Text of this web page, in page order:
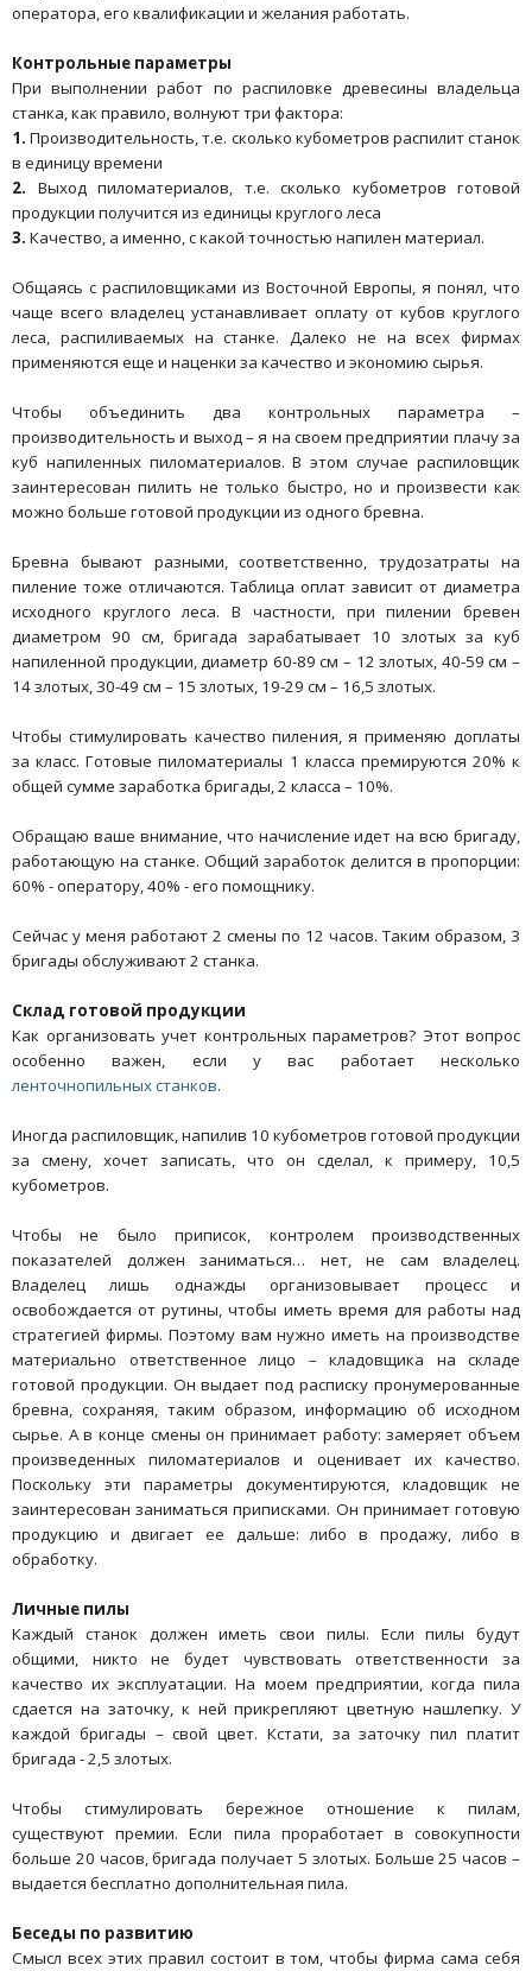
оператора, его квалификации и желания работать.
Контрольные параметры
При выполнении работ по распиловке древесины владельца
станка, как правило, волнуют три фактора:
1.Производительность, т.е. сколько кубометров распилит станок
в единицу времени
2. Выход пиломатериалов, т.е. сколько кубометров готовой
продукции получится из единицы круглого леса
3. Качество, а именно, с какой точностью напилен материал.
Общаясь с распиловщиками из Восточной Европы, я понял, что
чаще всего владелец устанавливает оплату от кубов круглого
леса, распиливаемых на станке. Далеко не на всех фирмах
применяются еще и наценки за качество и экономию сырья.
Чтобы объединить два контрольных параметра –
производительность и выход – я на своем предприятии плачу за
куб напиленных пиломатериалов. В этом случае распиловщик
заинтересован пилить не только быстро, но и произвести как
можно больше готовой продукции из одного бревна.
Бревна бывают разными, соответственно, трудозатраты на
пиление тоже отличаются. Таблица оплат зависит от диаметра
исходного круглого леса. В частности, при пилении бревен
диаметром 90 см, бригада зарабатывает 10 злотых за куб
напиленной продукции, диаметр 60-89 см – 12 злотых, 40-59 см –
14 злотых, 30-49 см – 15 злотых, 19-29 см – 16,5 злотых.
Чтобы стимулировать качество пиления, я применяю доплаты
за класс. Готовые пиломатериалы 1 класса премируются 20% к
общей сумме заработка бригады, 2 класса – 10%.
Обращаю ваше внимание, что начисление идет на всю бригаду,
работающую на станке. Общий заработок делится в пропорции:
60% - оператору, 40% - его помощнику.
Сейчас у меня работают 2 смены по 12 часов. Таким образом, 3
бригады обслуживают 2 станка.
Склад готовой продукции
Как организовать учет контрольных параметров? Этот вопрос
особенно важен, если у вас работает несколько
ленточнопильных станков.
Иногда распиловщик, напилив 10 кубометров готовой продукции
за смену, хочет записать, что он сделал, к примеру, 10,5
кубометров.
Чтобы не было приписок, контролем производственных
показателей должен заниматься… нет, не сам владелец.
Владелец лишь однажды организовывает процесс и
освобождается от рутины, чтобы иметь время для работы над
стратегией фирмы. Поэтому вам нужно иметь на производстве
материально ответственное лицо – кладовщика на складе
готовой продукции. Он выдает под расписку пронумерованные
бревна, сохраняя, таким образом, информацию об исходном
сырье. А в конце смены он принимает работу: замеряет объем
произведенных пиломатериалов и оценивает их качество.
Поскольку эти параметры документируются, кладовщик не
заинтересован заниматься приписками. Он принимает готовую
продукцию и двигает ее дальше: либо в продажу, либо в
обработку.
Личные пилы
Каждый станок должен иметь свои пилы. Если пилы будут
общими, никто не будет чувствовать ответственности за
качество их эксплуатации. На моем предприятии, когда пила
сдается на заточку, к ней прикрепляют цветную нашлепку. У
каждой бригады – свой цвет. Кстати, за заточку пил платит
бригада - 2,5 злотых.
Чтобы стимулировать бережное отношение к пилам,
существуют премии. Если пила проработает в совокупности
больше 20 часов, бригада получает 5 злотых. Больше 25 часов –
выдается бесплатно дополнительная пила.
Беседы по развитию
Смысл всех этих правил состоит в том, чтобы фирма сама себя